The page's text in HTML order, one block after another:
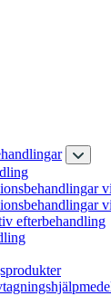
efterbehandling